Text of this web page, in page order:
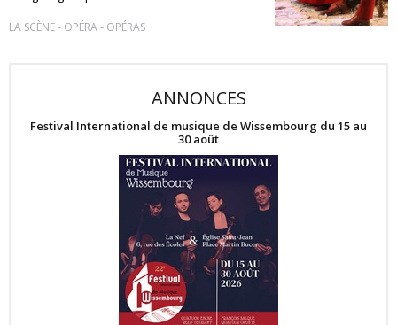
LA SCÈNE- OPÉRA- OPÉRAS
ANNONCES
Festival International de musique de Wissembourg du 15 au
30 août